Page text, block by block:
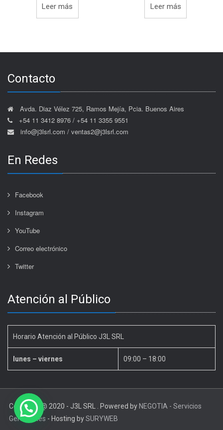
Leer más Leer más
Contacto
Avda. Diaz Vélez 725, Ramos Mejía, Pcia. Buenos Aires
+54 11 3412 8976 / +54 11 3355 9551
info@j3lsrl.com / ventas2@j3lsrl.com
En Redes
Facebook
Instagram
YouTube
Correo electrónico
Twitter
Atención al Público
Horario Atención al Público J3L SRL
lunes – viernes 09:00 – 18:00
Copyright @ 2020 - J3L SRL . Powered by NEGOTIA - Servicios
Gerenciales - Hosting bySURYWEB